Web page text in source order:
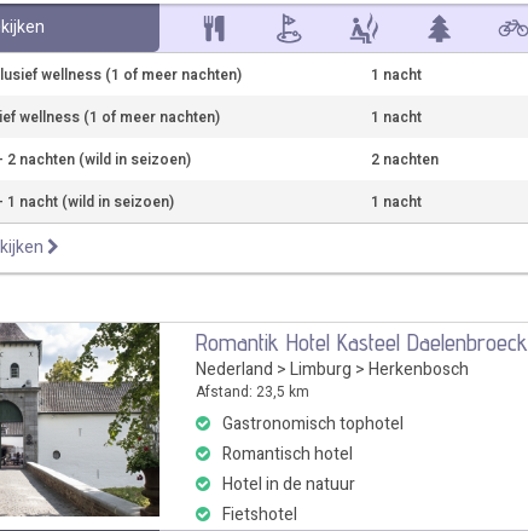
wellness (1 of meer nachten) 1 nacht
wellness (1 of meer nachten)
1 nacht
2 nachten (wild in seizoen)
2 nachten
1 nacht (wild in seizoen)
1 nacht
Romantik Hotel Kasteel Daelenbroeck
Nederland > Limburg > Herkenbosch
Afstand: 23,5 km
Gastronomisch tophotel
Romantisch hotel
Hotel in de natuur
Fietshotel